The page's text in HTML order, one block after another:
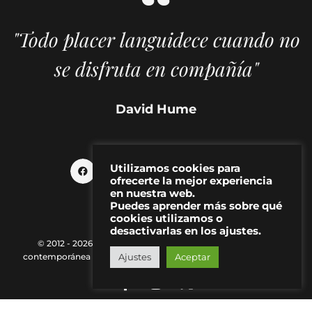
"Todo placer languidece cuando no
se disfruta en compañía"
David Hume
© 2012 - 2026 MAKMA | Revista de artes visuales y cultura
contemporánea |
Política de Privacidad|Aviso Legal
Utilizamos cookies para
ofrecerte la mejor experiencia
en nuestra web.
Puedes aprender más sobre qué
cookies utilizamos o
desactivarlas en los ajustes.
Ajustes Aceptar